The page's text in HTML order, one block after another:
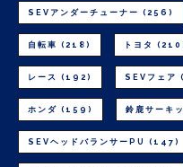
SEVアンダーチューナー (256)
自転車 (218) トヨタ
レース (192) SEVフェア
ホンダ (159) 鈴鹿サーキ
SEVヘッドバランサーPU (147)